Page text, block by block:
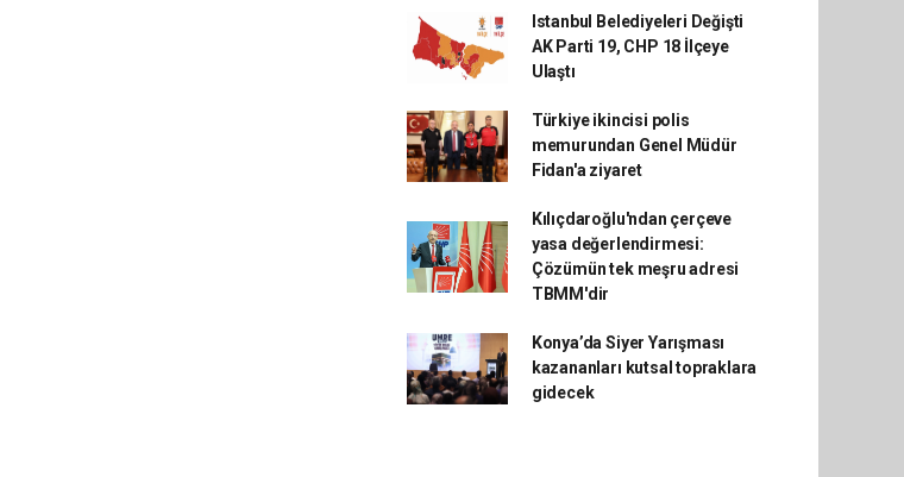
Istanbul Belediyeleri Değişti
AK Parti 19, CHP 18 İlçeye
Ulaştı
Türkiye ikincisi polis
memurundan Genel Müdür
Fidan'a ziyaret
Kılıçdaroğlu'ndan çerçeve
yasa değerlendirmesi:
Çözümün tek meşru adresi
TBMM'dir
Konya’da Siyer Yarışması
kazananları kutsal topraklara
gidecek